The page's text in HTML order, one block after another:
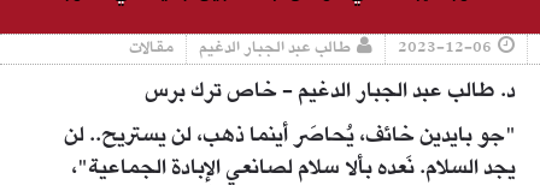
2023-12-06 طالب عبد الجبار الدغيم مقالات
د. طالب عبد الجبار الدغيم - خاص ترك برس
"جو بايدين خائف، يُحاصَر أينما ذهب، لن يستريح.. لن
يجد السلام. نَعده بألا سلام لصانعي الإبادة الجماعية"،